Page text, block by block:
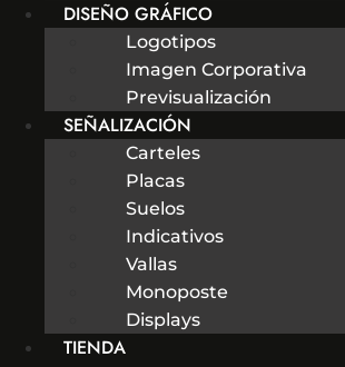
DISEÑO GRÁFICO
Logotipos
Imagen Corporativa
Previsualización
SEÑALIZACIÓN
Carteles
Placas
Suelos
Indicativos
Vallas
Monoposte
Displays
TIENDA